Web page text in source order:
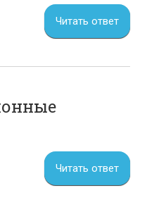
Читать ответ
Читать ответ